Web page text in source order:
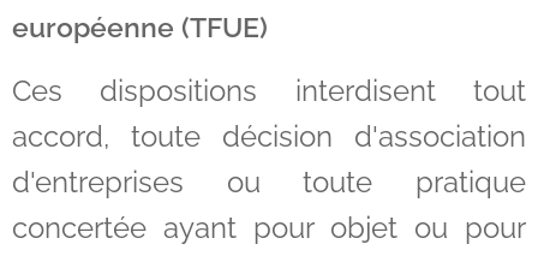
européenne (TFUE)
Ces dispositions interdisent tout
accord, toute décision d'association
d'entreprises ou toute pratique
concertée ayant pour objet ou pour